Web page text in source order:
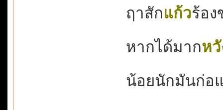
ฤาสักแก้วร้อง
หากได้มากหวั
น้อยนักมันก่อ